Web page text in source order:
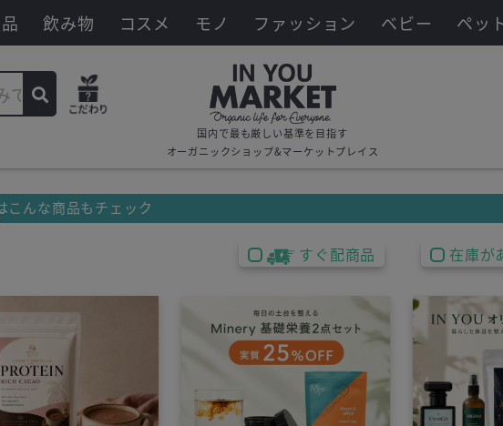
飲み物 コスメ モノ ファッション ベビー ペッ
国内で最も厳しい基準を目指す
オーガニックショップ&マーケットプレイス
こんな商品もチェック
すぐ配商品 在庫が